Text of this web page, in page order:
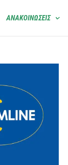
ΑΝΑΚΟΙΝΩΣΕΙΣ